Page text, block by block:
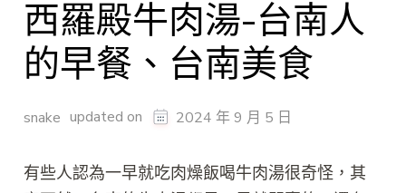
西羅殿牛肉湯-台南人
的早餐、台南美食
snake updated on 2024 年 9 月 5 日
有些人認為一早就吃肉燥飯喝牛肉湯很奇怪，其